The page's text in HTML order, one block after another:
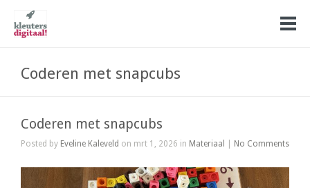
Coderen met snapcubs
Coderen met snapcubs
Posted by Eveline Kaleveld on mrt 1, 2026 in Materiaal No Comments